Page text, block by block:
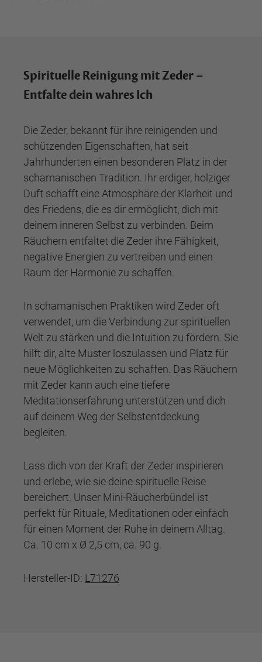
Spirituelle Reinigung mit Zeder –
Entfalte dein wahres Ich
Die Zeder, bekannt für ihre reinigenden und
schützenden Eigenschaften, hat seit
Jahrhunderten einen besonderen Platz in der
schamanischen Tradition. Ihr erdiger, holziger
Duft schafft eine Atmosphäre der Klarheit und
des Friedens, die es dir ermöglicht, dich mit
deinem inneren Selbst zu verbinden. Beim
Räuchern entfaltet die Zeder ihre Fähigkeit,
negative Energien zu vertreiben und einen
Raum der Harmonie zu schaffen.
In schamanischen Praktiken wird Zeder oft
verwendet, um die Verbindung zur spirituellen
Welt zu stärken und die Intuition zu fördern. Sie
hilft dir, alte Muster loszulassen und Platz für
neue Möglichkeiten zu schaffen. Das Räuchern
mit Zeder kann auch eine tiefere
Meditationserfahrung unterstützen und dich
auf deinem Weg der Selbstentdeckung
begleiten.
Lass dich von der Kraft der Zeder inspirieren
und erlebe, wie sie deine spirituelle Reise
bereichert. Unser Mini-Räucherbündel ist
perfekt für Rituale, Meditationen oder einfach
für einen Moment der Ruhe in deinem Alltag.
Ca. 10 cm x Ø 2,5 cm, ca. 90 g.
Hersteller-ID: L71276